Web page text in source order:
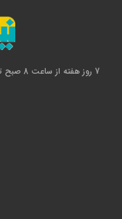
7 روز هفته از ساعت 8 صبح تا 10 شب آماده پاسخگویی به شما عزیزان هستیم